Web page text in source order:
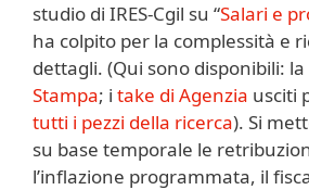
studio di IRES-Cgil su “Salari e
ha colpito per la complessità e
dettagli. (Qui sono disponibili: la
Stampa; i take di Agenzia usciti
tutti i pezzi della ricerca). Si
su base temporale le
l’inflazione programmata, il